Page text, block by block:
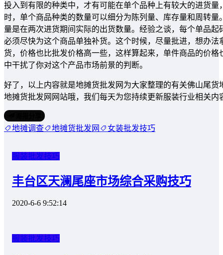
投入到有限的种类中，才有可能在单个品种上有较大的进
时，单个商品种类的数量可以细分为陈列量、库存量和周转
量是在两次进货期间实际的出货数量。经验之谈，每个单品
必须尽快为这个商品单独补货。这个时候，尽量批进，想办
货，价格也比批发价格高一些，这样算起来，单件商品的价
中干扰了你对这个产品市场前景的判断。
好了，以上内容就是地摊货批发网为大家整理的有关佛山尾
地摊货批发网网站哦，我们每天为您持续更新服装行业相关内
地摊调查 地摊货批发网 女装批发技巧
服装批发技巧
丰台区天澜尾座市场综合采购技巧
2020-6-6 9:52:14
服装批发技巧